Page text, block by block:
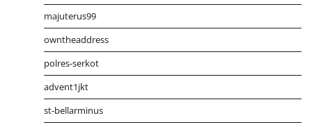
majuterus99
owntheaddress
polres-serkot
advent1jkt
st-bellarminus